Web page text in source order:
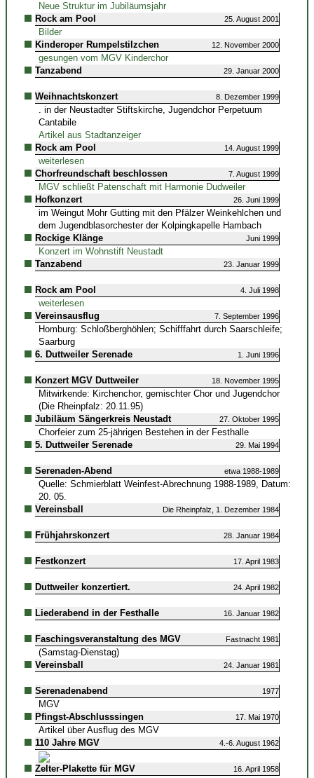
Neue Struktur im Jubiläumsjahr
Rock am Pool
25. August 2001
Bilder
Kinderoper Rumpelstilzchen
12. November 2000
gesungen vom MGV Kinderchor
Tanzabend
29. Januar 2000
Weihnachtskonzert 8. Dezember 1999
. in der Neustadter Stiftskirche, Jugendchor Perpetuum
Cantabile
Artikel aus Stadtanzeiger
Rock am Pool
14. August 1999
weiterlesen
Chorfreundschaft beschlossen
7. August 1999
MGV schließt Patenschaft mit Harmonie Dudweiler
Hofkonzert
26. Juni 1999
im Weingut Mohr Gutting mit den Pfälzer Weinkehlchen und
dem Jugendblasorchester der Kolpingkapelle Hambach
Rockige Klänge
Juni 1999
Konzert im Wohnstift Neustadt
Tanzabend
23. Januar 1999
Rock am Pool 4. Juli 1998
weiterlesen
Vereinsausflug
7. September 1996
Homburg: Schloßberghöhlen; Schifffahrt durch Saarschleife;
Saarburg
6. Duttweiler Serenade
1. Juni 1996
Konzert MGV Duttweiler 18. November 1995
Mitwirkende: Kirchenchor, gemischter Chor und Jugendchor
(Die Rheinpfalz: 20.11.95)
Jubiläum Sängerkreis Neustadt
27. Oktober 1995
Chorfeier zum 25-jährigen Bestehen in der Festhalle
5. Duttweiler Serenade
29. Mai 1994
Serenaden-Abend etwa 1988-1989
Quelle: Schmierblatt Weinfest-Abrechnung 1988-1989, Datum:
20. 05.
Vereinsball
Die Rheinpfalz, 1. Dezember 1984
Frühjahrskonzert 28. Januar 1984
Festkonzert 17. April 1983
Duttweiler konzertiert. 24. April 1982
Liederabend in der Festhalle 16. Januar 1982
Faschingsveranstaltung des MGV Fastnacht 1981
(Samstag-Dienstag)
Vereinsball
24. Januar 1981
Serenadenabend 1977
MGV
Pfingst-Abschlusssingen
17. Mai 1970
Artikel über Ausflug des MGV
110 Jahre MGV
4.-6. August 1962
Zelter-Plakette für MGV 16. April 1958